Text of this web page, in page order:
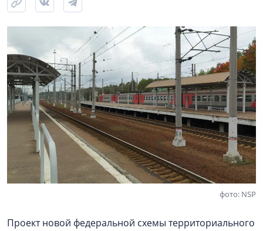
фото: NSP
Проект новой федеральной схемы территориального